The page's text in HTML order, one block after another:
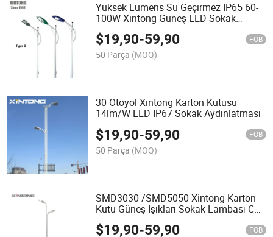
Yüksek Lümens Su Geçirmez IP65 60-
100W Xintong Güneş LED Sokak
Lambası
$19,90-59,90 FOB
50 Parça (MOQ)
30 Otoyol Xintong Karton Kutusu
14lm/W LED IP67 Sokak Aydınlatması
$19,90-59,90 FOB
50 Parça (MOQ)
SMD3030 /SMD5050 Xintong Karton
Kutu Güneş Işıkları Sokak Lambası CE
ile
$19,90-59,90 FOB